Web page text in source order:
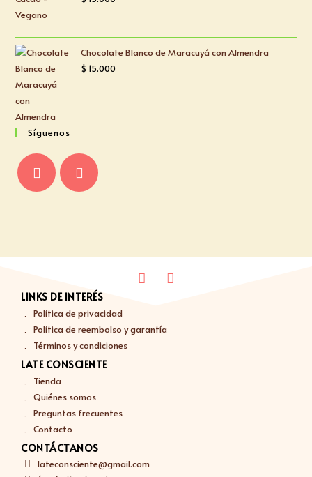
Chocolate Blanco de Maracuyá con Almendra
$ 15.000
Síguenos
LINKS DE INTERÉS
Política de privacidad
Política de reembolso y garantía
Términos y condiciones
LATE CONSCIENTE
Tienda
Quiénes somos
Preguntas frecuentes
Contacto
CONTÁCTANOS
lateconsciente@gmail.com